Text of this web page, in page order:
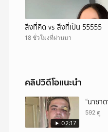
สิ่งที่คิด vs สิ่งที่เป็น 55555
18 ชั่วโมงที่ผ่านมา
คลิปวิดีโอแนะนำ
02:17
“นาซา
592 ดู